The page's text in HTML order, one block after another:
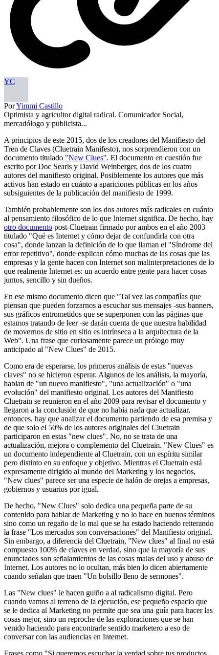
YC
PorYimmi Castillo
Optimista y agricultor digital radical. Comunicador Social,
mercadólogo y publicista...
A principios de este 2015, dos de los creadores del Manifiesto del
Tren de Claves (Cluetrain Manifesto), nos sorprendieron con un
documento titulado "New Clues". El documento en cuestión fue
escrito por Doc Searls y David Weinberger, dos de los cuatro
autores del manifiesto original. Posiblemente los autores que más
activos han estado en cuánto a apariciones públicas en los años
subsiguientes de la publicación del manifiesto de 1999.
También probablemente son los dos autores más radicales en cuánto
al pensamiento filosófico de lo que Internet significa. De hecho, hay
otro documento post-Cluetrain firmado por ambos en el año 2003
titulado "Qué es Internet y cómo dejar de confundirla con otra
cosa", donde lanzan la definición de lo que llaman el "Síndrome del
error repetitivo", donde explican cómo muchas de las cosas que las
empresas y la gente hacen con Internet son malinterpretaciones de lo
que realmente Internet es: un acuerdo entre gente para hacer cosas
juntos, sencillo y sin dueños.
En ese mismo documento dicen que "Tal vez las compañías que
piensan que pueden forzarnos a escuchar sus mensajes -sus banners,
sus gráficos entrometidos que se superponen con las páginas que
estamos tratando de leer -se darán cuenta de que nuestra habilidad
de movernos de sitio en sitio es intrínseca a la arquitectura de la
Web". Una frase que curiosamente parece un prólogo muy
anticipado al "New Clues" de 2015.
Como era de esperarse, los primeros análisis de estas "nuevas
claves" no se hicieron esperar. Algunos de los análisis, la mayoría,
hablan de "un nuevo manifiesto", "una actualización" o "una
evolución" del manifiesto original. Los autores del Manifiesto
Cluetrain se reunieron en el año 2009 para revisar el documento y
llegaron a la conclusión de que no había nada que actualizar,
entonces, hay que analizar el documento partiendo de esa premisa y
de que solo el 50% de los autores originales del Cluetrain
participaron en estas "new clues". No, no se trata de una
actualización, mejora o complemento del Cluetrain. "New Clues" es
un documento independiente al Cluetrain, con un espíritu similar
pero distinto en su enfoque y objetivo. Mientras el Cluetrain está
expresamente dirigido al mundo del Marketing y los negocios,
"New clues" parece ser una especie de halón de orejas a empresas,
gobiernos y usuarios por igual.
De hecho, "New Clues" solo dedica una pequeña parte de su
contenido para hablar de Marketing y no lo hace en buenos términos
sino como un regaño de lo mal que se ha estado haciendo reiterando
la frase "Los mercados son conversaciones" del Manifiesto original.
Sin embargo, a diferencia del Cluetrain, "New clues" al final no está
compuesto 100% de claves en verdad, sino que la mayoría de sus
enunciados son señalamientos de las cosas malas del uso y abuso de
Internet. Los autores no lo ocultan, más bien lo dicen abiertamente
cuando señalan que traen "Un bolsillo lleno de sermones".
Las "New clues" le hacen guiño a al radicalismo digital. Pero
cuando vamos al terreno de la ejecución, ese pequeño espacio que
se le dedica al Marketing no permite que sea una guía para hacer las
cosas mejor, sino un reproche de las exploraciones que se han
venido haciendo para encontrarle sentido marketero a eso de
conversar con las audiencias en Internet.
Frases como "Si queremos escuchar la verdad sobre tus productos,